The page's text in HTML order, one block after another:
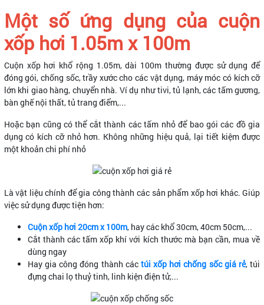
Một số ứng dụng của cuộn
xốp hơi 1.05m x 100m
Cuộn xốp hơi khổ rộng 1.05m, dài 100m thường được sử dụng để
đóng gói, chống sốc, trầy xước cho các vật dụng, máy móc có kích cỡ
lớn khi giao hàng, chuyển nhà. Ví dụ như tivi, tủ lạnh, các tấm gương,
bàn ghế nội thất, tủ trang điểm,...
Hoặc bạn cũng có thể cắt thành các tấm nhỏ để bao gói các đồ gia
dụng có kích cỡ nhỏ hơn. Không những hiệu quả, lại tiết kiệm được
một khoản chi phí nhỏ
Là vật liệu chính để gia công thành các sản phẩm xốp hơi khác. Giúp
việc sử dụng được tiện hơn:
Cuộn xốp hơi 20cm x 100m, hay các khổ 30cm, 40cm 50cm,...
Cắt thành các tấm xốp khí với kích thước mà bạn cần, mua về
dùng ngay
Hay gia công đóng thành các túi xốp hơi chống sốc giá rẻ, túi
đựng chai lọ thuỷ tinh, linh kiện điện tử,...